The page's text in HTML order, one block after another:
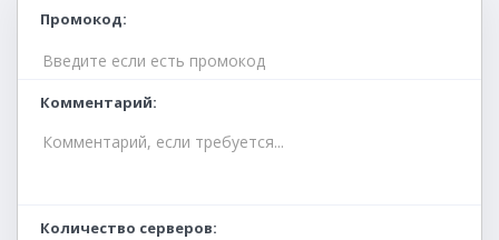
Промокод
Комментарий
Количество серверов